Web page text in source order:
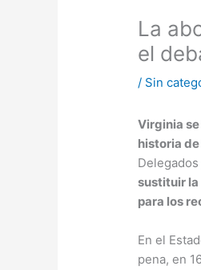
La
el
/ Sin
Virginia
historia
sustituir la
para los
En el
pena, en